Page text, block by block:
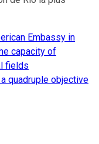
Embassy in
capacity of
fields
quadruple objective